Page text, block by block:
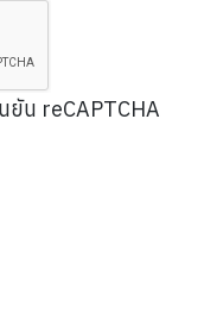
น reCAPTCHA